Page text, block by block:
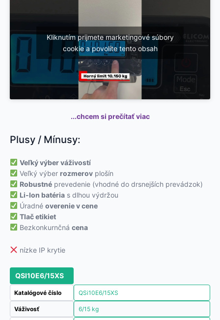
Kliknutím prijmete marketingové súbory
cookie a povolíte tento obsah
...chcem si prečítať viac
Plusy / Mínusy:
Veľký výber váživostí
Veľký výber rozmerovplošín
Robustnéprevedenie (vhodné do drsnejších prevádzok)
Li-Ion batérias dlhou výdržou
Úradné overenie v cene
Tlač etikiet
Bezkonkurnčná cena
nízke IP krytie
QSI10E6/15XS
Katalógové číslo QSi10E6/15XS
Váživosť 6/15 kg